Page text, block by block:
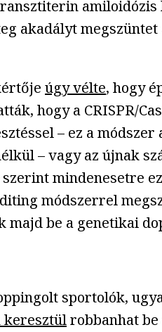
akadályt
úgy vélte, hogy
hogy a CRISPR/
– ez a módszer
– vagy az újnak
mindenesetre
módszerrel
majd be a genetikai
sportolók,
keresztülrobbanhat be